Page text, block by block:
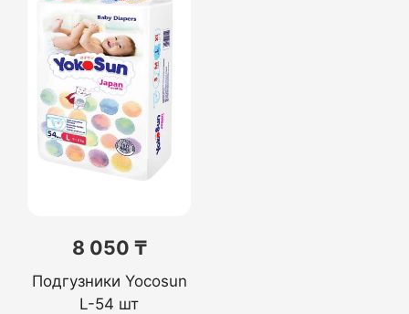
8 050 ₸
Подгузники Yocosun
L-54 шт